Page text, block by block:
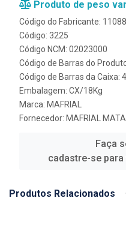
Produto de peso
Código do Fabricante:
Código: 3225
Código NCM: 02023000
Código de Barras do
Código de Barras da Caixa:
Embalagem: CX/18Kg
Marca: MAFRIAL
Fornecedor: MAFRIAL
Faça
cadastre-se
Produtos Relacionados